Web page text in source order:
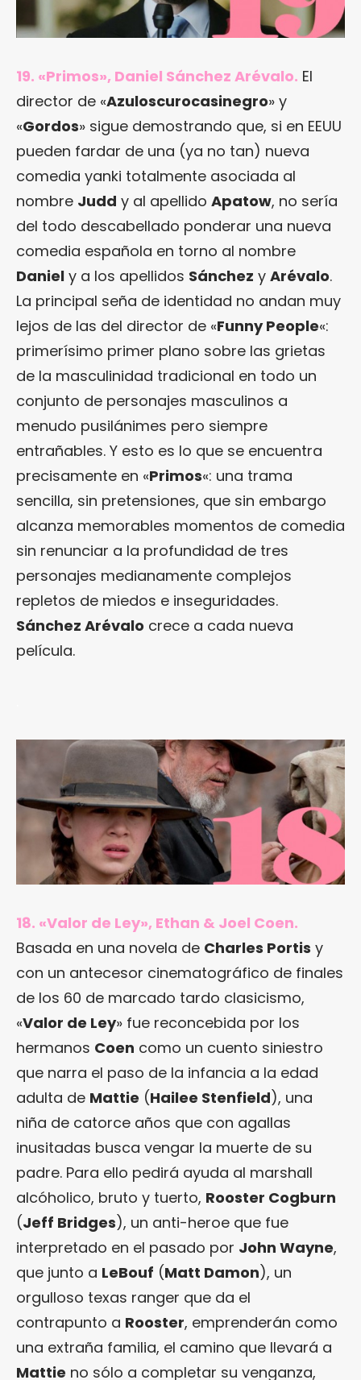
19. «Primos», Daniel Sánchez Arévalo. El
director de «Azuloscurocasinegro» y
«Gordos» sigue demostrando que, si en EEUU
pueden fardar de una (ya no tan) nueva
comedia yanki totalmente asociada al
nombre Judd y al apellido Apatow, no sería
del todo descabellado ponderar una nueva
comedia española en torno al nombre
Daniel y a los apellidos Sánchez y Arévalo.
La principal seña de identidad no andan muy
lejos de las del director de «Funny People«:
primerísimo primer plano sobre las grietas
de la masculinidad tradicional en todo un
conjunto de personajes masculinos a
menudo pusilánimes pero siempre
entrañables. Y esto es lo que se encuentra
precisamente en «Primos«: una trama
sencilla, sin pretensiones, que sin embargo
alcanza memorables momentos de comedia
sin renunciar a la profundidad de tres
personajes medianamente complejos
repletos de miedos e inseguridades.
Sánchez Arévalo crece a cada nueva
película.
18. «Valor de Ley», Ethan & Joel Coen.
Basada en una novela de Charles Portis y
con un antecesor cinematográfico de finales
de los 60 de marcado tardo clasicismo,
«Valor de Ley» fue reconcebida por los
hermanos Coen como un cuento siniestro
que narra el paso de la infancia a la edad
adulta de Mattie (Hailee Stenfield), una
niña de catorce años que con agallas
inusitadas busca vengar la muerte de su
padre. Para ello pedirá ayuda al marshall
alcóholico, bruto y tuerto, Rooster Cogburn
(Jeff Bridges), un anti-heroe que fue
interpretado en el pasado por John Wayne,
que junto a LeBouf (Matt Damon), un
orgulloso texas ranger que da el
contrapunto a Rooster, emprenderán como
una extraña familia, el camino que llevará a
Mattie no sólo a completar su venganza,